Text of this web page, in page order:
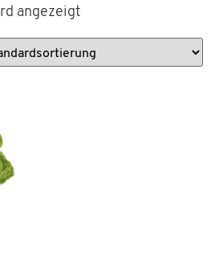
angezeigt